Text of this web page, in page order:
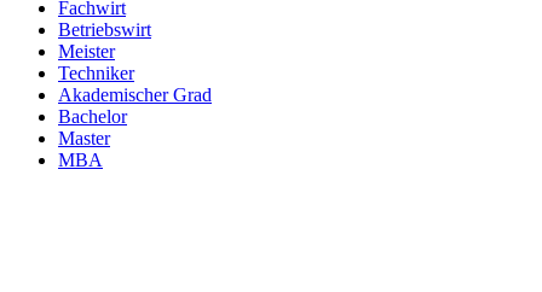
Fachwirt
Betriebswirt
Meister
Techniker
Akademischer Grad
Bachelor
Master
MBA